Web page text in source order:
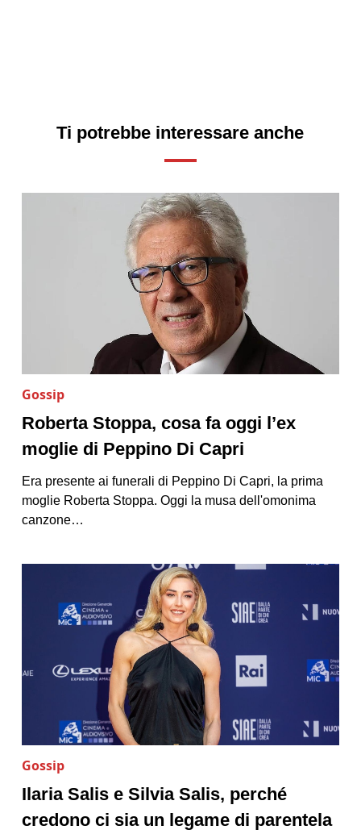
Ti potrebbe interessare anche
Gossip
Roberta Stoppa, cosa fa oggi l’ex
moglie di Peppino Di Capri
Era presente ai funerali di Peppino Di Capri, la prima
moglie Roberta Stoppa. Oggi la musa dell'omonima
canzone…
Gossip
Ilaria Salis e Silvia Salis, perché
credono ci sia un legame di parentela